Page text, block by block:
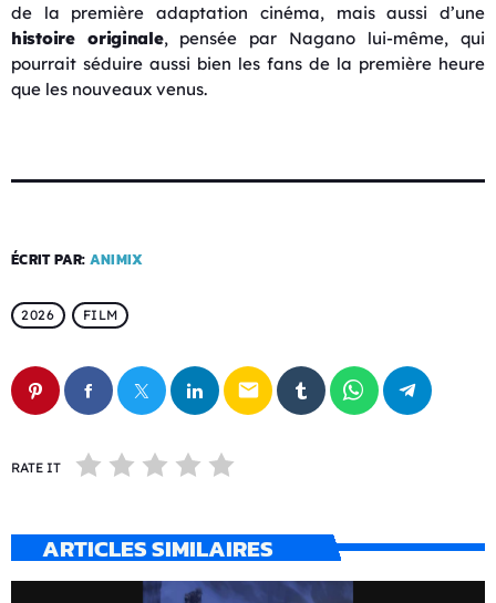
de la première adaptation cinéma, mais aussi d’une
histoire originale, pensée par Nagano lui-même, qui
pourrait séduire aussi bien les fans de la première heure
que les nouveaux venus.
ÉCRIT PAR: ANIMIX
2026 FILM
email
RATE IT
ARTICLES SIMILAIRES